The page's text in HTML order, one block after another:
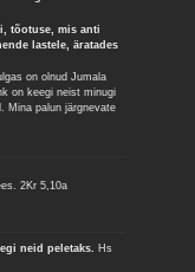
tõotuse, mis anti
lastele, äratades
on olnud Jumala
on keegi neist minugi
Mina palun järgnevate
2Kr 5,10a
neid peletaks. Hs